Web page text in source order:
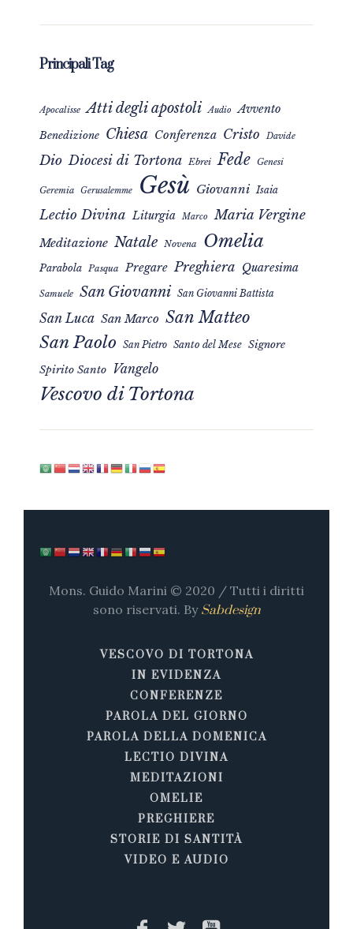
Principali Tag
Apocalisse Atti degli apostoli Audio Avvento
Benedizione Chiesa Conferenza Cristo Davide
Dio Diocesi di Tortona Ebrei Fede Genesi
Geremia Gerusalemme Gesù Giovanni Isaia
Lectio Divina Liturgia Marco Maria Vergine
Meditazione Natale Novena Omelia
Parabola Pasqua Pregare Preghiera Quaresima
Samuele San Giovanni San Giovanni Battista
San Luca San Marco San Matteo
San Paolo San Pietro Santo del Mese Signore
Spirito Santo Vangelo
Vescovo di Tortona
Mons. Guido Marini © 2020 / Tutti i diritti
sono riservati. By Sabdesign
VESCOVO DI TORTONA
IN EVIDENZA
CONFERENZE
PAROLA DEL GIORNO
PAROLA DELLA DOMENICA
LECTIO DIVINA
MEDITAZIONI
OMELIE
PREGHIERE
STORIE DI SANTITÀ
VIDEO E AUDIO